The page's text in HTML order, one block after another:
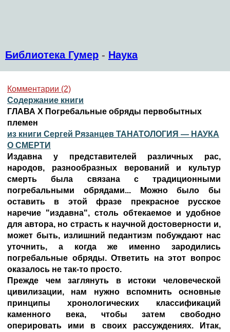
Библиотека Гумер - Наука
Комментарии (2)
Содержание книги
ГЛАВА Х Погребальные обряды первобытных
племен
из книги Сергей Рязанцев ТАНАТОЛОГИЯ — НАУКА
О СМЕРТИ
Издавна у представителей различных рас,
народов, разнообразных верований и культур
смерть была связана с традиционными
погребальными обрядами... Можно было бы
оставить в этой фразе прекрасное русское
наречие "издавна", столь обтекаемое и удобное
для автора, но страсть к научной достоверности и,
может быть, излишний педантизм побуждают нас
уточнить, а когда же именно зародились
погребальные обряды. Ответить на этот вопрос
оказалось не так-то просто.
Прежде чем заглянуть в истоки человеческой
цивилизации, нам нужно вспомнить основные
принципы хронологических классификаций
каменного века, чтобы затем свободно
оперировать ими в своих рассуждениях. Итак,